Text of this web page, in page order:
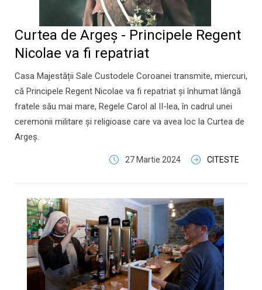
Curtea de Argeş - Principele Regent
Nicolae va fi repatriat
Casa Majestății Sale Custodele Coroanei transmite, miercuri,
că Principele Regent Nicolae va fi repatriat și înhumat lângă
fratele său mai mare, Regele Carol al II-lea, în cadrul unei
ceremonii militare și religioase care va avea loc la Curtea de
Argeș.
27 Martie 2024 CITESTE